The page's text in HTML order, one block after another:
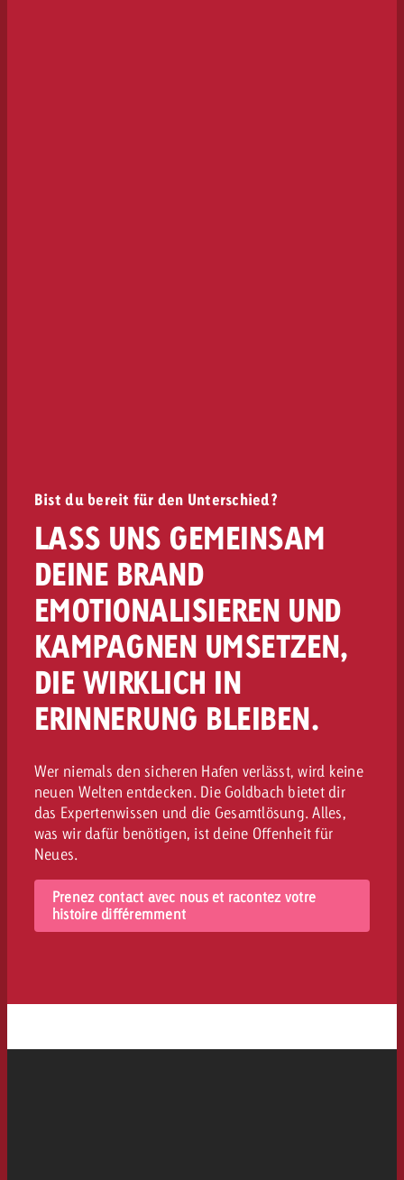
Bist du bereit für den Unterschied?
LASS UNS GEMEINSAM
DEINE BRAND
EMOTIONALISIEREN UND
KAMPAGNEN UMSETZEN,
DIE WIRKLICH IN
ERINNERUNG BLEIBEN.
Wer niemals den sicheren Hafen verlässt, wird keine
neuen Welten entdecken. Die Goldbach bietet dir
das Expertenwissen und die Gesamtlösung. Alles,
was wir dafür benötigen, ist deine Offenheit für
Neues.
Prenez contact avec nous et racontez votre
histoire différemment